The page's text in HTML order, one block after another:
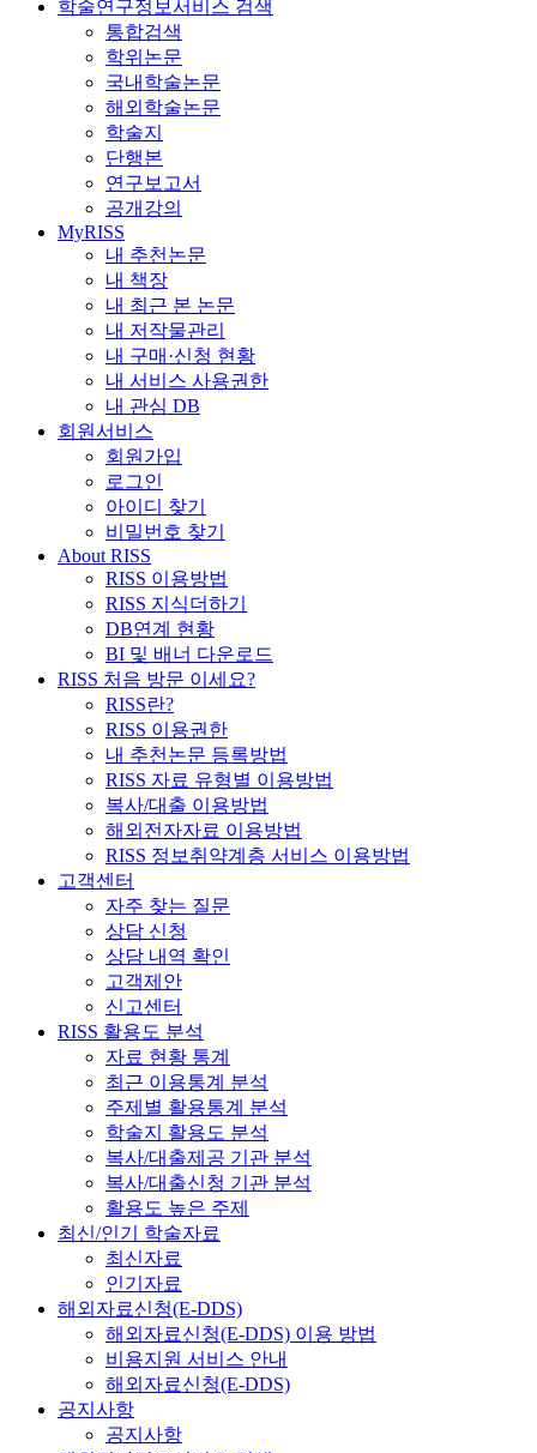
학술연구정보서비스 검색
통합검색
학위논문
국내학술논문
해외학술논문
학술지
단행본
연구보고서
공개강의
MyRISS
내 추천논문
내 책장
내 최근 본 논문
내 저작물관리
내 구매·신청 현황
내 서비스 사용권한
내 관심 DB
회원서비스
회원가입
로그인
아이디 찾기
비밀번호 찾기
About RISS
RISS 이용방법
RISS 지식더하기
DB연계 현황
BI 및 배너 다운로드
RISS 처음 방문 이세요?
RISS란?
RISS 이용권한
내 추천논문 등록방법
RISS 자료 유형별 이용방법
복사/대출 이용방법
해외전자자료 이용방법
RISS 정보취약계층 서비스 이용방법
고객센터
자주 찾는 질문
상담 신청
상담 내역 확인
고객제안
신고센터
RISS 활용도 분석
자료 현황 통계
최근 이용통계 분석
주제별 활용통계 분석
학술지 활용도 분석
복사/대출제공 기관 분석
복사/대출신청 기관 분석
활용도 높은 주제
최신/인기 학술자료
최신자료
인기자료
해외자료신청(E-DDS)
해외자료신청(E-DDS) 이용 방법
비용지원 서비스 안내
해외자료신청(E-DDS)
공지사항
공지사항